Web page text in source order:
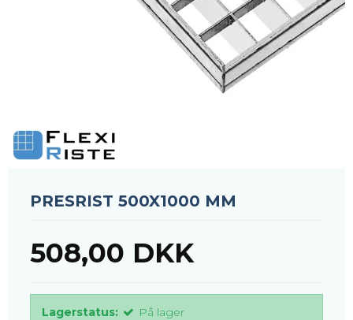
PRESRIST 500X1000 MM
508,00 DKK
Lagerstatus: På lager